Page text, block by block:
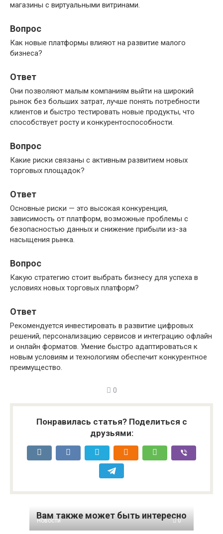
магазины с виртуальными витринами.
Вопрос
Как новые платформы влияют на развитие малого
бизнеса?
Ответ
Они позволяют малым компаниям выйти на широкий
рынок без больших затрат, лучше понять потребности
клиентов и быстро тестировать новые продукты, что
способствует росту и конкурентоспособности.
Вопрос
Какие риски связаны с активным развитием новых
торговых площадок?
Ответ
Основные риски — это высокая конкуренция,
зависимость от платформ, возможные проблемы с
безопасностью данных и снижение прибыли из-за
насыщения рынка.
Вопрос
Какую стратегию стоит выбрать бизнесу для успеха в
условиях новых торговых платформ?
Ответ
Рекомендуется инвестировать в развитие цифровых
решений, персонализацию сервисов и интеграцию офлайн
и онлайн форматов. Умение быстро адаптироваться к
новым условиям и технологиям обеспечит конкурентное
преимущество.
0
Понравилась статья? Поделиться с
друзьями:
Вам также может быть интересно
Новости 0